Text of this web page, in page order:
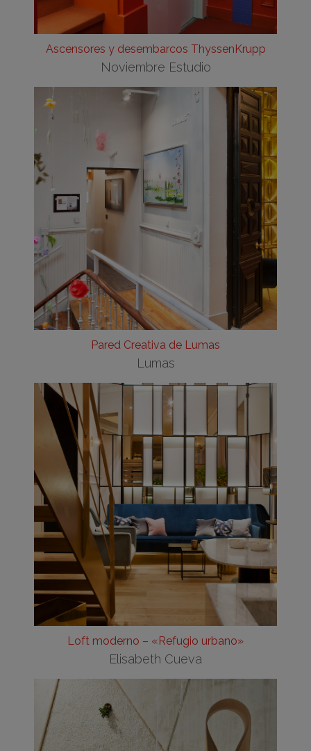
Ascensores y desembarcos ThyssenKrupp
Noviembre Estudio
Pared Creativa de Lumas
Lumas
Loft moderno – «Refugio urbano»
Elisabeth Cueva